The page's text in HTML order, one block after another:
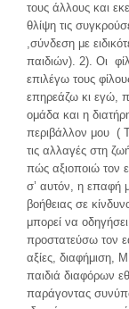
τους άλλους και
θλίψη τις
,σύνδεση με
παιδιών). 2). Οι
επιλέγω τους
επηρεάζω κι εγώ,
ομάδα και η
περιβάλλον μου (
τις αλλαγές στη
πώς αξιοποιώ τον
σ’ αυτόν, η επαφή
βοήθειας σε
μπορεί να
προστατεύσω τον
αξίες, διαφήμιση,
παιδιά διαφόρων
παράγοντας